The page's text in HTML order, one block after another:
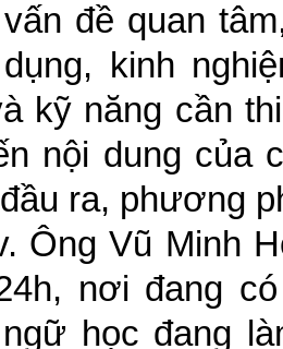
đề quan
kinh
kỹ năng cần
nội dung của
ra, phương
Ông Vũ Minh
nơi đang
học đang